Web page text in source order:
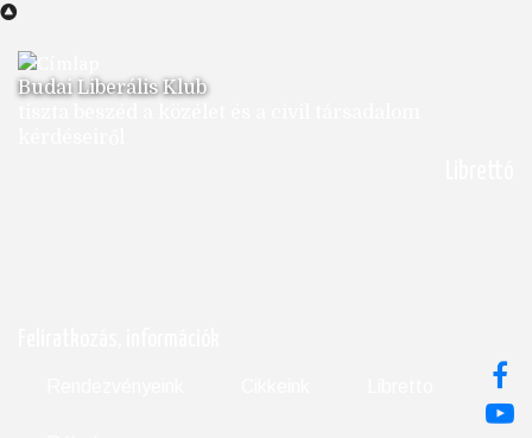
Ugrás
tartalomra
Budai Liberális Klub